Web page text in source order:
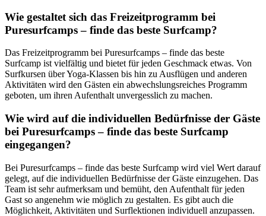
Wie gestaltet sich das Freizeitprogramm bei
Puresurfcamps – finde das beste Surfcamp?
Das Freizeitprogramm bei Puresurfcamps – finde das beste
Surfcamp ist vielfältig und bietet für jeden Geschmack etwas. Von
Surfkursen über Yoga-Klassen bis hin zu Ausflügen und anderen
Aktivitäten wird den Gästen ein abwechslungsreiches Programm
geboten, um ihren Aufenthalt unvergesslich zu machen.
Wie wird auf die individuellen Bedürfnisse der Gäste
bei Puresurfcamps – finde das beste Surfcamp
eingegangen?
Bei Puresurfcamps – finde das beste Surfcamp wird viel Wert darauf
gelegt, auf die individuellen Bedürfnisse der Gäste einzugehen. Das
Team ist sehr aufmerksam und bemüht, den Aufenthalt für jeden
Gast so angenehm wie möglich zu gestalten. Es gibt auch die
Möglichkeit, Aktivitäten und Surflektionen individuell anzupassen.